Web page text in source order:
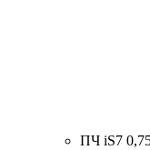
ПЧ iS7